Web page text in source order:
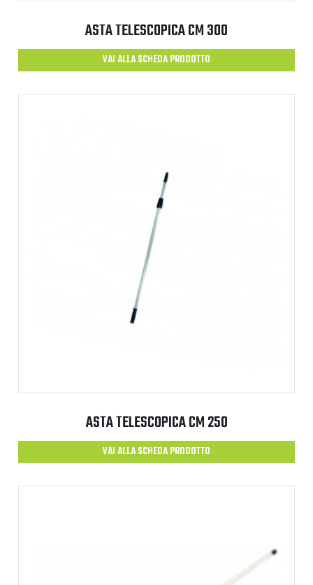
ASTA TELESCOPICA CM 300
VAI ALLA SCHEDA PRODOTTO
ASTA TELESCOPICA CM 250
VAI ALLA SCHEDA PRODOTTO